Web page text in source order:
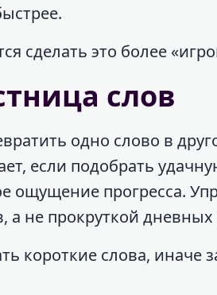
сделать это более
слов
одно слово в
если подобрать
ощущение прогресса.
а не прокруткой
короткие слова, иначе